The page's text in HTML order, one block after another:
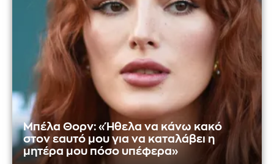
Μπέλα Θορν: «Ήθελα να κάνω κακό
στον εαυτό μου για να καταλάβει η
μητέρα μου πόσο υπέφερα»